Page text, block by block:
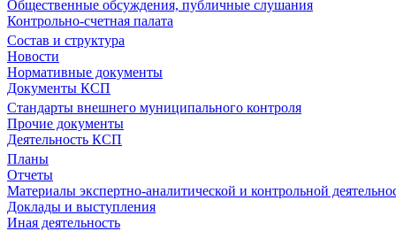
Общественные обсуждения, публичные слушания
Контрольно-счетная палата
Состав и структура
Новости
Нормативные документы
Документы КСП
Стандарты внешнего муниципального контроля
Прочие документы
Деятельность КСП
Планы
Отчеты
Материалы экспертно-аналитической и контрольной
Доклады и выступления
Иная деятельность